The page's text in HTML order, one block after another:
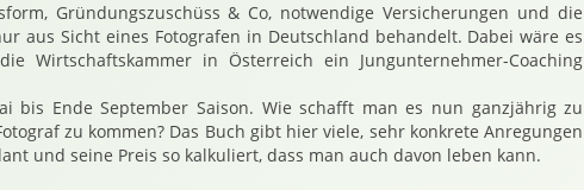
Gründungszuschüss & Co, notwendige Versicherungen und die
aus Sicht eines Fotografen in Deutschland behandelt. Dabei wäre es
Wirtschaftskammer in Österreich ein Jungunternehmer-Coaching
bis Ende September Saison. Wie schafft man es nun ganzjährig zu
zu kommen? Das Buch gibt hier viele, sehr konkrete Anregungen
und seine Preis so kalkuliert, dass man auch davon leben kann.